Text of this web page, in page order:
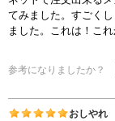
てみました。すごく
ました。これは！こ
参考になりましたか？
おしやれ